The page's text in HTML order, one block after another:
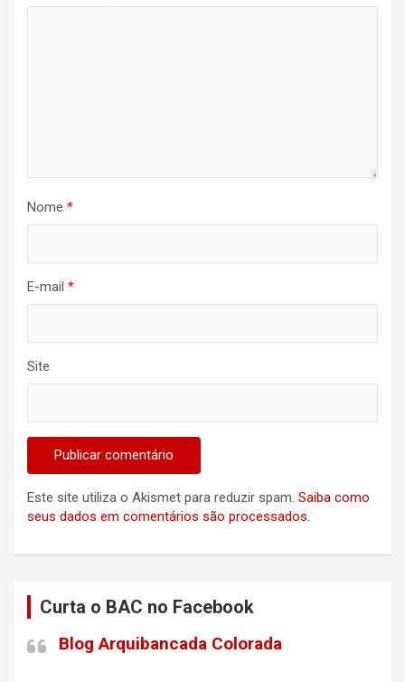
Nome *
E-mail *
Site
Este site utiliza o Akismet para reduzir spam. Saiba como
seus dados em comentários são processados.
Curta o BAC no Facebook
Blog Arquibancada Colorada